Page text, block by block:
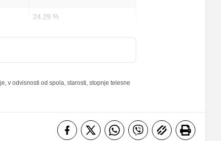
24.29 %
15 %
v odvisnosti od spola, starosti, stopnje telesne